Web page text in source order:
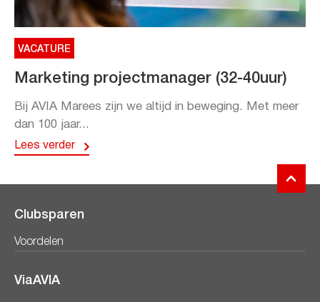
VACATURE
Marketing projectmanager (32-40uur)
Bij AVIA Marees zijn we altijd in beweging. Met meer
dan 100 jaar...
Lees verder
Clubsparen
Voordelen
ViaAVIA